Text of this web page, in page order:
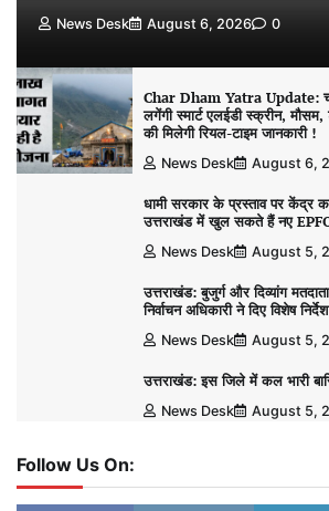
News Desk August 6, 2026 0
Char Dham Yatra Update:
लगेंगी स्मार्ट एलईडी स्क्रीन,
की मिलेगी रियल-टाइम जानकारी !
News Desk August 6,
धामी सरकार के प्रस्ताव पर केंद्र
उत्तराखंड में खुल सकते हैं नए EPFO
News Desk August 5,
उत्तराखंड: बुजुर्ग और दिव्यांग
निर्वाचन अधिकारी ने दिए विशेष निर्देश
News Desk August 5,
उत्तराखंड: इस जिले में कल भारी
News Desk August 5,
Follow Us On: